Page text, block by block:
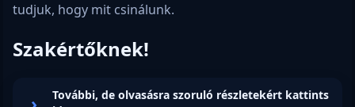
tudjuk, hogy mit csinálunk.
Szakértőknek!
További, de olvasásra szoruló részletekért kattints